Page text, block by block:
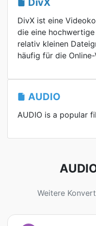
DivX
DivX ist eine
die eine
relativ kleinen
häufig für die
AUDIO
AUDIO is a popular
Weitere